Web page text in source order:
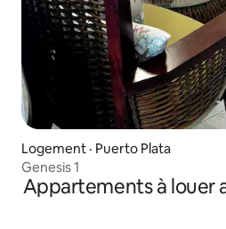
Logement · Puerto Plata
Genesis 1
Appartements à louer